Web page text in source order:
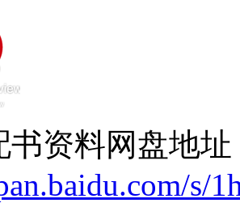
书资料网盘地址
s/